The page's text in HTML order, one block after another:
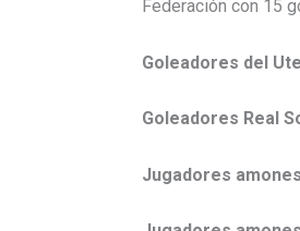
Federación con 15
Goleadores del
Goleadores Real
Jugadores